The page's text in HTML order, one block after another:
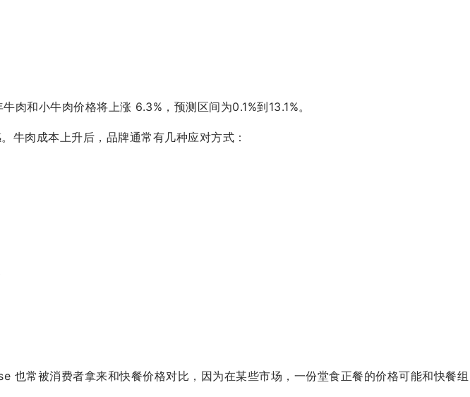
和小牛肉价格将上涨 6.3%，预测区间为0.1%到13.1%。
牛肉成本上升后，品牌通常有几种应对方式：
常被消费者拿来和快餐价格对比，因为在某些市场，一份堂食正餐的价格可能和快餐组